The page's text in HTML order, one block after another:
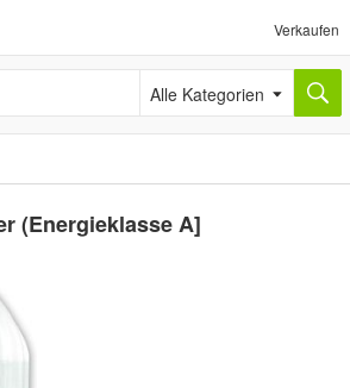
Verkaufen
Alle Kategorien
(Energieklasse A]